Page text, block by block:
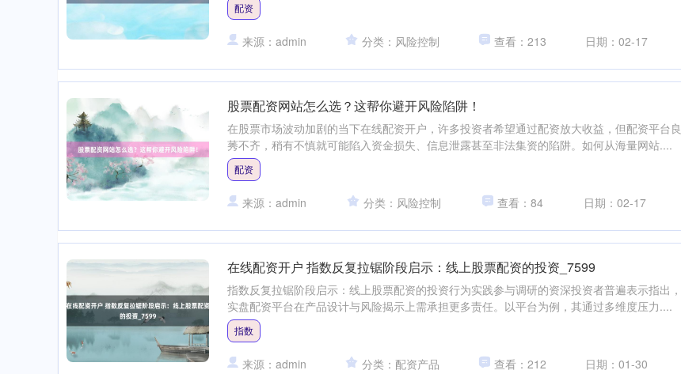
配资
来源：admin 分类：风险控制 查看：213 日期：02-17
股票配资网站怎么选？这帮你避开风险陷阱！
在股票市场波动加剧的当下在线配资开户，许多投资者希望通过配资放大收益，但配资平台良
莠不齐，稍有不慎就可能陷入资金损失、信息泄露甚至非法集资的陷阱。如何从海量网站....
配资
来源：admin 分类：风险控制 查看：84 日期：02-17
在线配资开户 指数反复拉锯阶段启示：线上股票配资的投资_7599
指数反复拉锯阶段启示：线上股票配资的投资行为实践参与调研的资深投资者普遍表示指出，
实盘配资平台在产品设计与风险揭示上需承担更多责任。以平台为例，其通过多维度压力....
指数
来源：admin 分类：配资产品 查看：212 日期：01-30